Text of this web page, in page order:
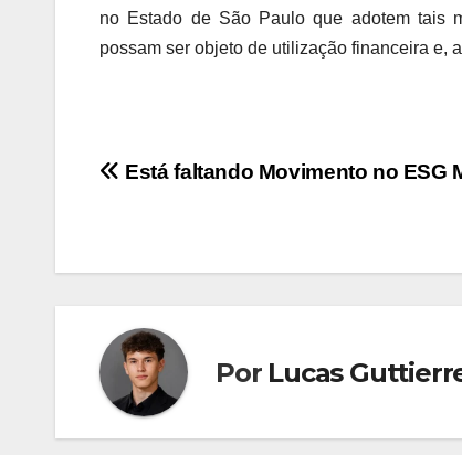
no Estado de São Paulo que adotem tais
possam ser objeto de utilização financeira e,
Navegação
Post
Está faltando Movimento no ESG
Por Lucas